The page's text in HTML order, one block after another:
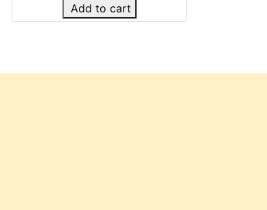
Add to cart